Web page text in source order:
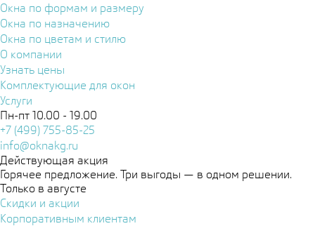
Окна по формам и размеру
Окна по назначению
Окна по цветам и стилю
О компании
Узнать цены
Комплектующие для окон
Услуги
Пн-пт 10.00 - 19.00
+7 (499) 755-85-25
info@oknakg.ru
Действующая акция
Горячее предложение. Три выгоды — в одном решении.
Только в августе
Скидки и акции
Корпоративным клиентам